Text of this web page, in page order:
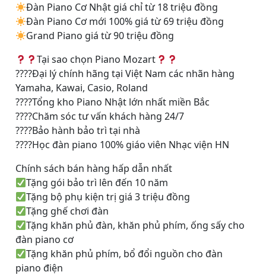
Đàn Piano Cơ Nhật giá chỉ từ 18 triệu đồng
Đàn Piano Cơ mới 100% giá từ 69 triệu đồng
Grand Piano giá từ 90 triệu đồng
Tại sao chọn Piano Mozart
????Đại lý chính hãng tại Việt Nam các nhãn hàng
Yamaha, Kawai, Casio, Roland
????Tổng kho Piano Nhật lớn nhất miền Bắc
????Chăm sóc tư vấn khách hàng 24/7
????Bảo hành bảo trì tại nhà
????Học đàn piano 100% giáo viên Nhạc viện HN
Chính sách bán hàng hấp dẫn nhất
Tặng gói bảo trì lên đến 10 năm
Tặng bộ phụ kiện trị giá 3 triệu đồng
Tặng ghế chơi đàn
Tặng khăn phủ đàn, khăn phủ phím, ống sấy cho
đàn piano cơ
Tặng khăn phủ phím, bổ đổi nguồn cho đàn
piano điện